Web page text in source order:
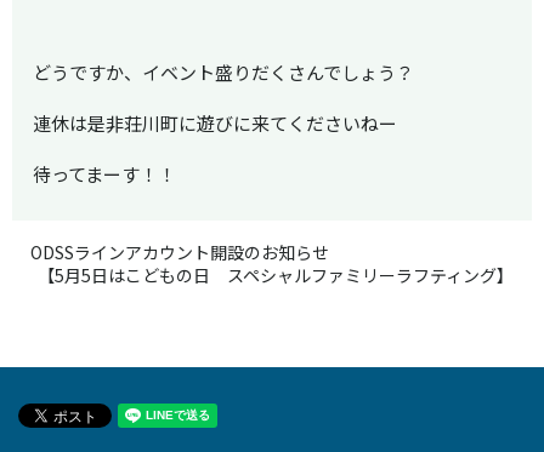
どうですか、イベント盛りだくさんでしょう？
連休は是非荘川町に遊びに来てくださいねー
待ってまーす！！
ODSSラインアカウント開設のお知らせ
【5月5日はこどもの日 スペシャルファミリーラフティング】